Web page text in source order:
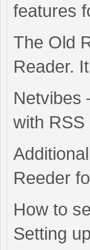
features
The Old
Reader.
Netvibes
with
Reeder
How to
Setting